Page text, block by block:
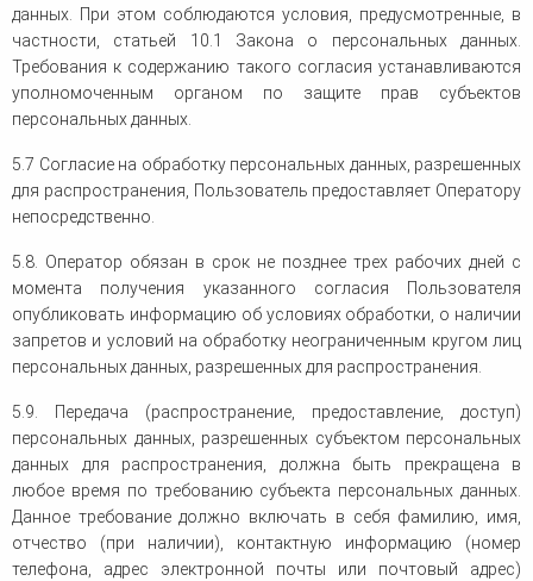
данных. При этом соблюдаются условия, предусмотренные, в
частности, статьей 10.1 Закона о персональных данных.
Требования к содержанию такого согласия устанавливаются
уполномоченным органом по защите прав субъектов
персональных данных.
5.7 Согласие на обработку персональных данных, разрешенных
для распространения, Пользователь предоставляет Оператору
непосредственно.
5.8. Оператор обязан в срок не позднее трех рабочих дней с
момента получения указанного согласия Пользователя
опубликовать информацию об условиях обработки, о наличии
запретов и условий на обработку неограниченным кругом лиц
персональных данных, разрешенных для распространения.
5.9. Передача (распространение, предоставление, доступ)
персональных данных, разрешенных субъектом персональных
данных для распространения, должна быть прекращена в
любое время по требованию субъекта персональных данных.
Данное требование должно включать в себя фамилию, имя,
отчество (при наличии), контактную информацию (номер
телефона, адрес электронной почты или почтовый адрес)